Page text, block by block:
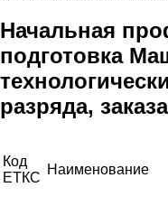
Начальная
подготовка
разряда,
Код
ЕТКС
Наименование